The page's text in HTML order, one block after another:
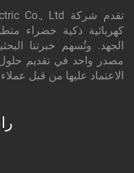
كهربائية ذكية خضراء
الجهد. وتُسهم خبرتنا
مصدر واحد في تقديم حلول
الاعتماد عليها من قبل